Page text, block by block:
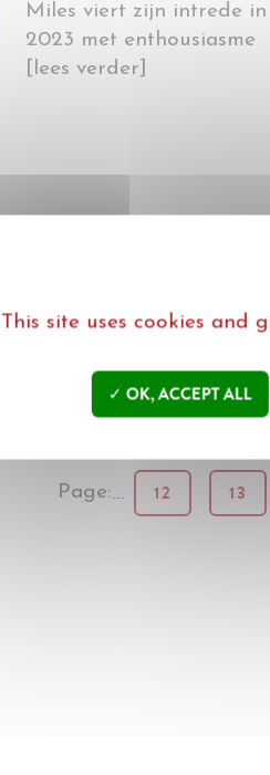
Miles viert zijn intrede in
2023 met enthousiasme
[lees verder]
PLUS D'ACTUS EN
Page:... 12 13
This site uses cookies and
OK, ACCEPT ALL